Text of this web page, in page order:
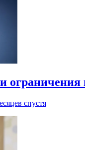
ограничения
спустя